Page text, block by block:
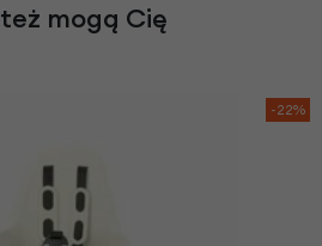
mogą Cię
-22%